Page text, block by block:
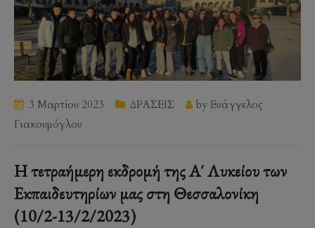
3 Μαρτίου 2023 ΔΡΑΣΕΙΣ by Ευάγγελος
Γιακουμόγλου
Η τετραήμερη εκδρομή της Α΄ Λυκείου των
Εκπαιδευτηρίων μας στη Θεσσαλονίκη
(10/2-13/2/2023)